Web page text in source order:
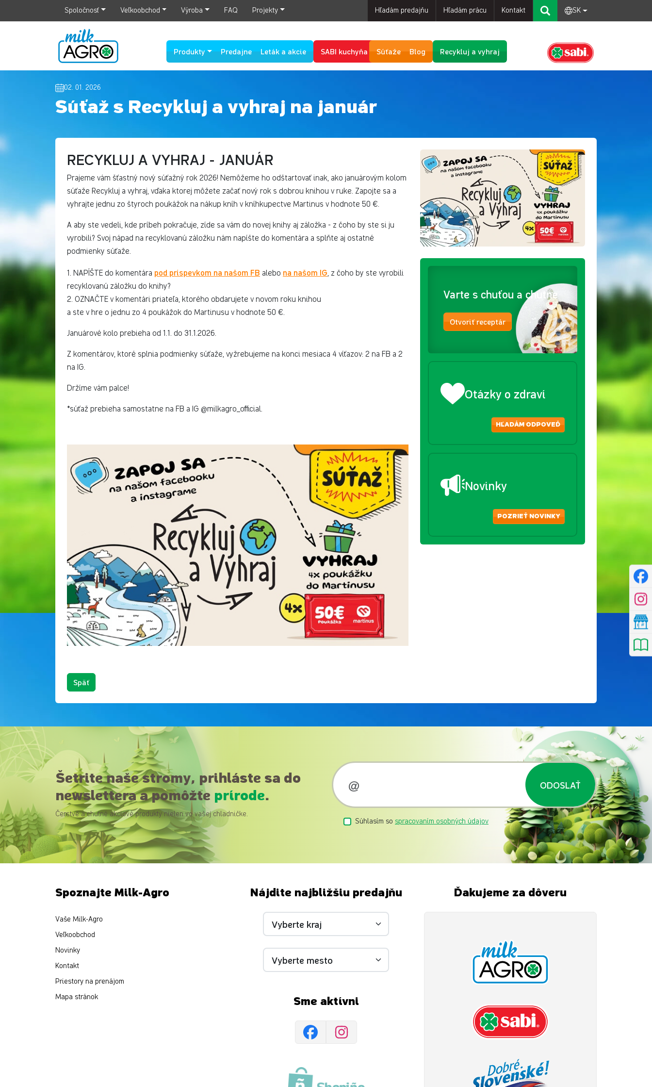
Spoločnosť Veľkoobchod Výroba FAQ Projekty Hľadám predajňu Hľadám prácu Kontakt SK
Produkty Predajne Leták a akcie SABI kuchyňa Súťaže Blog Recykluj a vyhraj
02. 01. 2026
Súťaž s Recykluj a vyhraj na január
RECYKLUJ A VYHRAJ - JANUÁR
Prajeme vám šťastný nový súťažný rok 2026! Nemôžeme ho odštartovať inak, ako januárovým kolom
súťaže Recykluj a vyhraj, vďaka ktorej môžete začať nový rok s dobrou knihou v ruke. Zapojte sa a
vyhrajte jednu zo štyroch poukážok na nákup kníh v kníhkupectve Martinus v hodnote 50 €.
A aby ste vedeli, kde príbeh pokračuje, zíde sa vám do novej knihy aj záložka - z čoho by ste si ju
vyrobili? Svoj nápad na recyklovanú záložku nám napíšte do komentára a splňte aj ostatné
podmienky súťaže.
1. NAPÍŠTE do komentára pod príspevkom na našom FB alebo na našom IG , z čoho by ste vyrobili
recyklovanú záložku do knihy?
2. OZNAČTE v komentári priateľa, ktorého obdarujete v novom roku knihou
a ste v hre o jednu zo 4 poukážok do Martinusu v hodnote 50 €.
Januárové kolo prebieha od 1.1. do 31.1.2026.
Z komentárov, ktoré splnia podmienky súťaže, vyžrebujeme na konci mesiaca 4 víťazov: 2 na FB a 2
na IG.
Držíme vám palce!
*súťaž prebieha samostatne na FB a IG @milkagro_official.
Varte s chuťou a chutne
Otvoriť receptár
Otázky o zdraví
HĽADÁM ODPOVEĎ
Novinky
POZRIEŤ NOVINKY
Späť
Šetrite naše stromy, prihláste sa do
newslettera a pomôžte prírode.
Čerstvé a chutné akciové produkty nielen vo vašej chladničke.
ODOSLAŤ
Súhlasím so spracovaním osobných údajov
Spoznajte Milk-Agro
Vaše Milk-Agro
Veľkoobchod
Novinky
Kontakt
Priestory na prenájom
Mapa stránok
Nájdite najbližšiu predajňu
Sme aktívni
Ďakujeme za dôveru